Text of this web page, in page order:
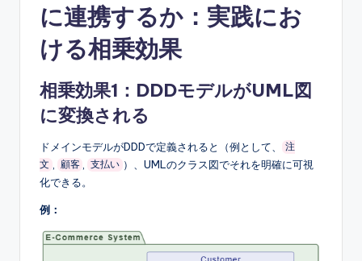
に連携するか：実践にお
ける相乗効果
相乗効果1：DDDモデルがUML図
に変換される
ドメインモデルがDDDで定義されると（例として、
注
文
顧客 支払い ）、UMLのクラス図でそれを明確に可視
化できる。
例：